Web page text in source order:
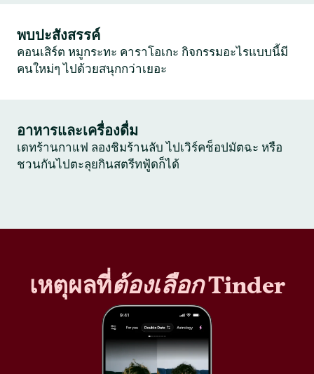
พบปะสังสรรค์
คอนเสิร์ต หมูกระทะ คาราโอเกะ กิจกรรมอะไรแบบนี้มี
คนใหม่ๆ ไปด้วยสนุกกว่าเยอะ
อาหารและเครื่องดื่ม
เดทร้านกาแฟ ลองชิมร้านลับ ไปเวิร์คช็อปมัตฉะ หรือ
ชวนกันไปตะลุยกินสตรีทฟู้ดก็ได้
เหตุผลที่ต้องเลือกTinder